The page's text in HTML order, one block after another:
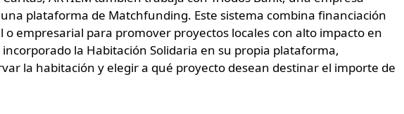
plataforma de Matchfunding. Este sistema combina financiación
empresarial para promover proyectos locales con alto impacto en
la Habitación Solidaria en su propia plataforma,
la habitación y elegir a qué proyecto desean destinar el importe de